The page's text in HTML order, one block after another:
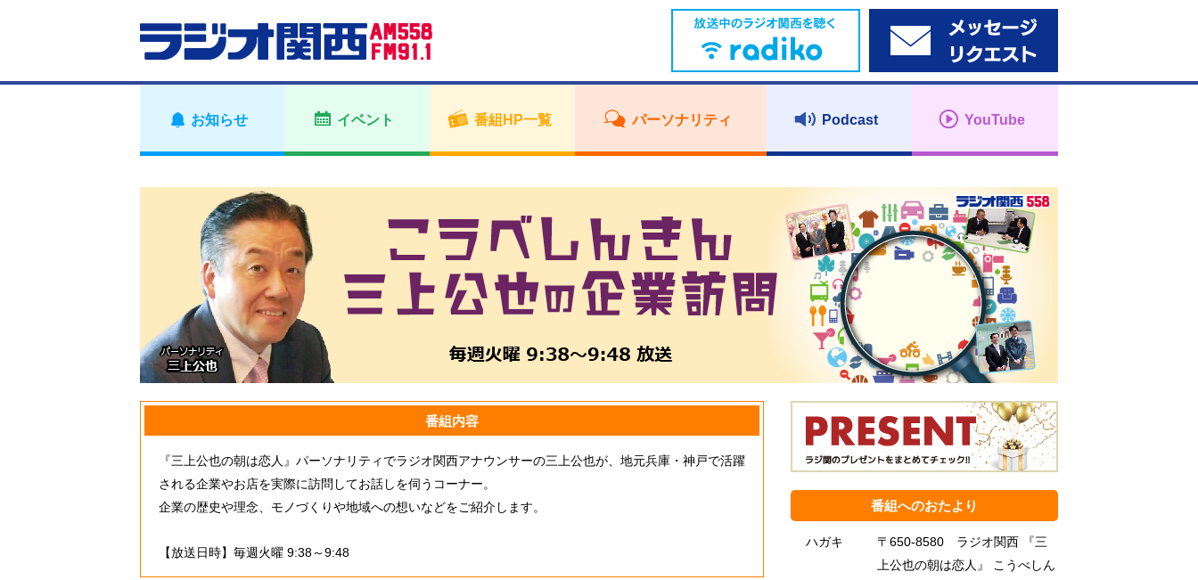
お知らせ イベント 番組HP一覧 パーソナリティ Podcast YouTube
番組内容
『三上公也の朝は恋人』パーソナリティでラジオ関西アナウンサーの三上公也が、地元兵庫・神戸で活躍
される企業やお店を実際に訪問してお話しを伺うコーナー。
企業の歴史や理念、モノづくりや地域への想いなどをご紹介します。
【放送日時】毎週火曜 9:38～9:48
番組へのおたより
ハガキ
〒650-8580 ラジオ関西 『三
上公也の朝は恋人』 こうべしん